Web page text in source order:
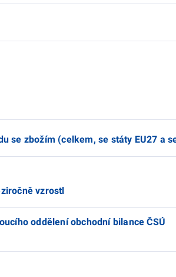
se zbožím (celkem, se státy EU27 a
vzrostl
oddělení obchodní bilance ČSÚ